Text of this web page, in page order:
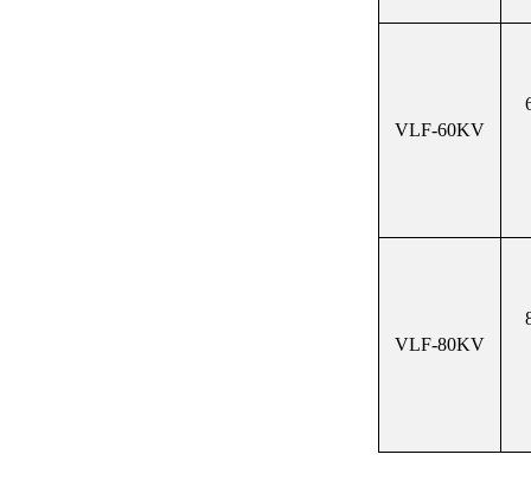
VLF-60KV
VLF-80KV